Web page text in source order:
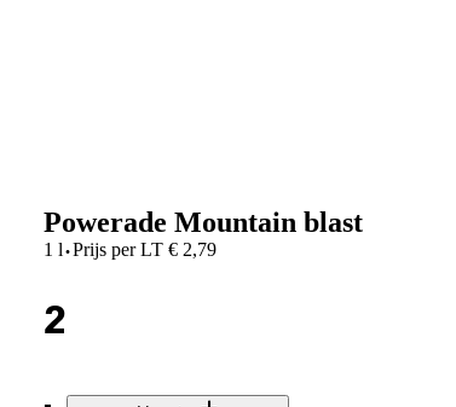
Powerade Mountain blast
1 l·Prijs per LT€ 2,79
2
.